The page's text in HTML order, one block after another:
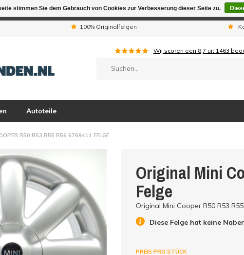
100% Originalfelgen
Wij scoren een 8,7 uit 1463
Autoteile
R50 R53 R55 R56 6769411 FELGE
Original Mini
Felge
Original Mini Cooper R50 R53
Diese Felge hat keine
PREIS PRO STÜCK
stimmen Sie dem Gebrauch von Cookies zur Verbesserung dieser Seite zu.
Aufgrund der Ferientagen sind wir telefonisch nicht